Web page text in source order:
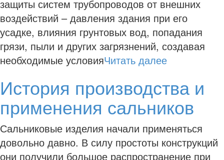
защиты систем трубопроводов от внешних
воздействий – давления здания при его
усадке, влияния грунтовых вод, попадания
грязи, пыли и других загрязнений, создавая
необходимые условияЧитать далее
История производства и
применения сальников
Сальниковые изделия начали применяться
довольно давно. В силу простоты конструкций
они получили большое распространение при